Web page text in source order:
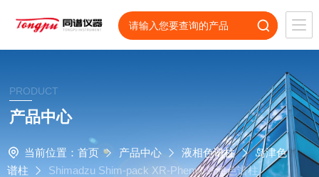
PRODUCT
产品中心
当前位置： 首页 产品中心 液相色谱柱
岛津色
谱柱
Shimadzu Shim-pack XR-Phenyl 岛津色谱柱